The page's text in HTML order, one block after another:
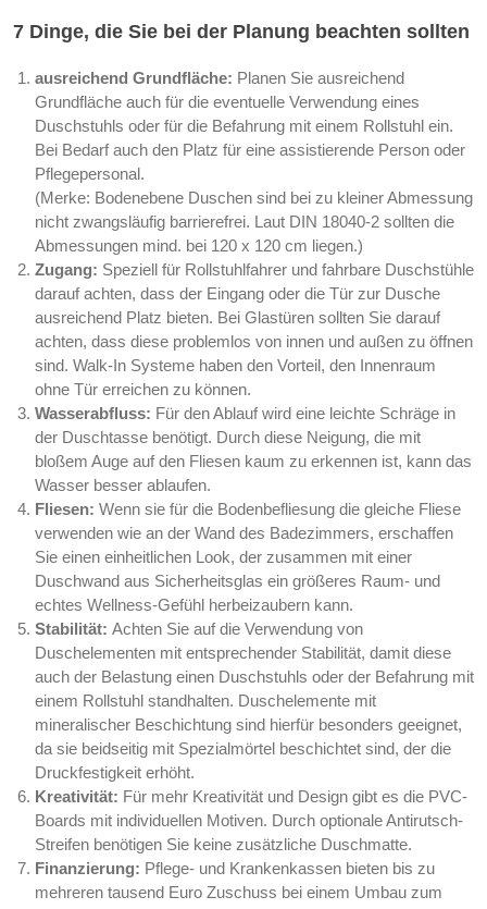
7 Dinge, die Sie bei der Planung beachten sollten
ausreichend Grundfläche: Planen Sie ausreichend
Grundfläche auch für die eventuelle Verwendung eines
Duschstuhls oder für die Befahrung mit einem Rollstuhl ein.
Bei Bedarf auch den Platz für eine assistierende Person oder
Pflegepersonal.
(Merke: Bodenebene Duschen sind bei zu kleiner Abmessung
nicht zwangsläufig barrierefrei. Laut DIN 18040-2 sollten die
Abmessungen mind. bei 120 x 120 cm liegen.)
Zugang: Speziell für Rollstuhlfahrer und fahrbare Duschstühle
darauf achten, dass der Eingang oder die Tür zur Dusche
ausreichend Platz bieten. Bei Glastüren sollten Sie darauf
achten, dass diese problemlos von innen und außen zu öffnen
sind. Walk-In Systeme haben den Vorteil, den Innenraum
ohne Tür erreichen zu können.
Wasserabfluss: Für den Ablauf wird eine leichte Schräge in
der Duschtasse benötigt. Durch diese Neigung, die mit
bloßem Auge auf den Fliesen kaum zu erkennen ist, kann das
Wasser besser ablaufen.
Fliesen: Wenn sie für die Bodenbefliesung die gleiche Fliese
verwenden wie an der Wand des Badezimmers, erschaffen
Sie einen einheitlichen Look, der zusammen mit einer
Duschwand aus Sicherheitsglas ein größeres Raum- und
echtes Wellness-Gefühl herbeizaubern kann.
Stabilität: Achten Sie auf die Verwendung von
Duschelementen mit entsprechender Stabilität, damit diese
auch der Belastung einen Duschstuhls oder der Befahrung mit
einem Rollstuhl standhalten. Duschelemente mit
mineralischer Beschichtung sind hierfür besonders geeignet,
da sie beidseitig mit Spezialmörtel beschichtet sind, der die
Druckfestigkeit erhöht.
Kreativität: Für mehr Kreativität und Design gibt es die PVC-
Boards mit individuellen Motiven. Durch optionale Antirutsch-
Streifen benötigen Sie keine zusätzliche Duschmatte.
Finanzierung: Pflege- und Krankenkassen bieten bis zu
mehreren tausend Euro Zuschuss bei einem Umbau zum